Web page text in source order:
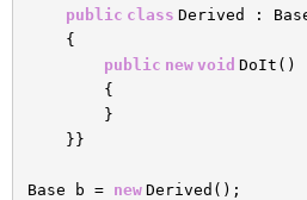
public class Derived :
{
public new void DoIt()
{
}
}}
Base b = new Derived();